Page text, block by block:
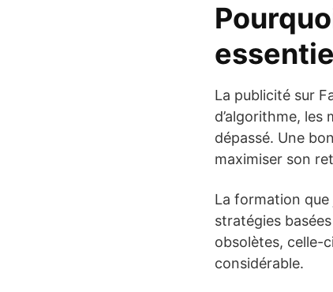
La publicité sur
d’algorithme,
dépassé. Une
maximiser son
La formation
stratégies
obsolètes, celle-
considérable.